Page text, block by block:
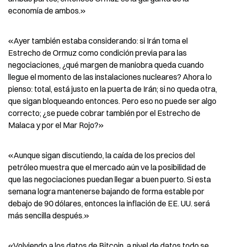
economía de ambos.»
«Ayer también estaba considerando: si Irán toma el
Estrecho de Ormuz como condición previa para las
negociaciones, ¿qué margen de maniobra queda cuando
llegue el momento de las instalaciones nucleares? Ahora lo
pienso: total, está justo en la puerta de Irán; si no queda otra,
que sigan bloqueando entonces. Pero eso no puede ser algo
correcto; ¿se puede cobrar también por el Estrecho de
Malaca y por el Mar Rojo?»
«Aunque sigan discutiendo, la caída de los precios del
petróleo muestra que el mercado aún ve la posibilidad de
que las negociaciones puedan llegar a buen puerto. Si esta
semana logra mantenerse bajando de forma estable por
debajo de 90 dólares, entonces la inflación de EE. UU. será
más sencilla después.»